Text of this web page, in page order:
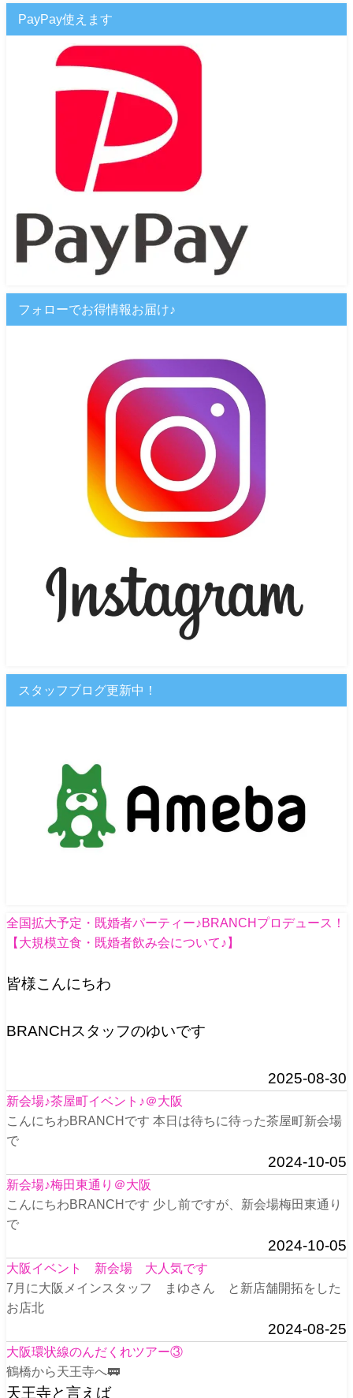
PayPay使えます
フォローでお得情報お届け♪
スタッフブログ更新中！
全国拡大予定・既婚者パーティー♪BRANCHプロデュース！
【大規模立食・既婚者飲み会について♪】
皆様こんにちわ
BRANCHスタッフのゆいです
2025-08-30
新会場♪茶屋町イベント♪＠大阪
こんにちわBRANCHです 本日は待ちに待った茶屋町新会場
で
2024-10-05
新会場♪梅田東通り＠大阪
こんにちわBRANCHです 少し前ですが、新会場梅田東通り
で
2024-10-05
大阪イベント 新会場 大人気です
7月に大阪メインスタッフ まゆさん と新店舗開拓をした
お店北
2024-08-25
大阪環状線のんだくれツアー③
鶴橋から天王寺へ🚃
天王寺と言えば